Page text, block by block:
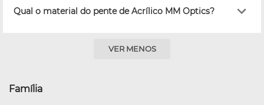
Qual o material do pente de Acrílico MM Optics?
VER MENOS
Família